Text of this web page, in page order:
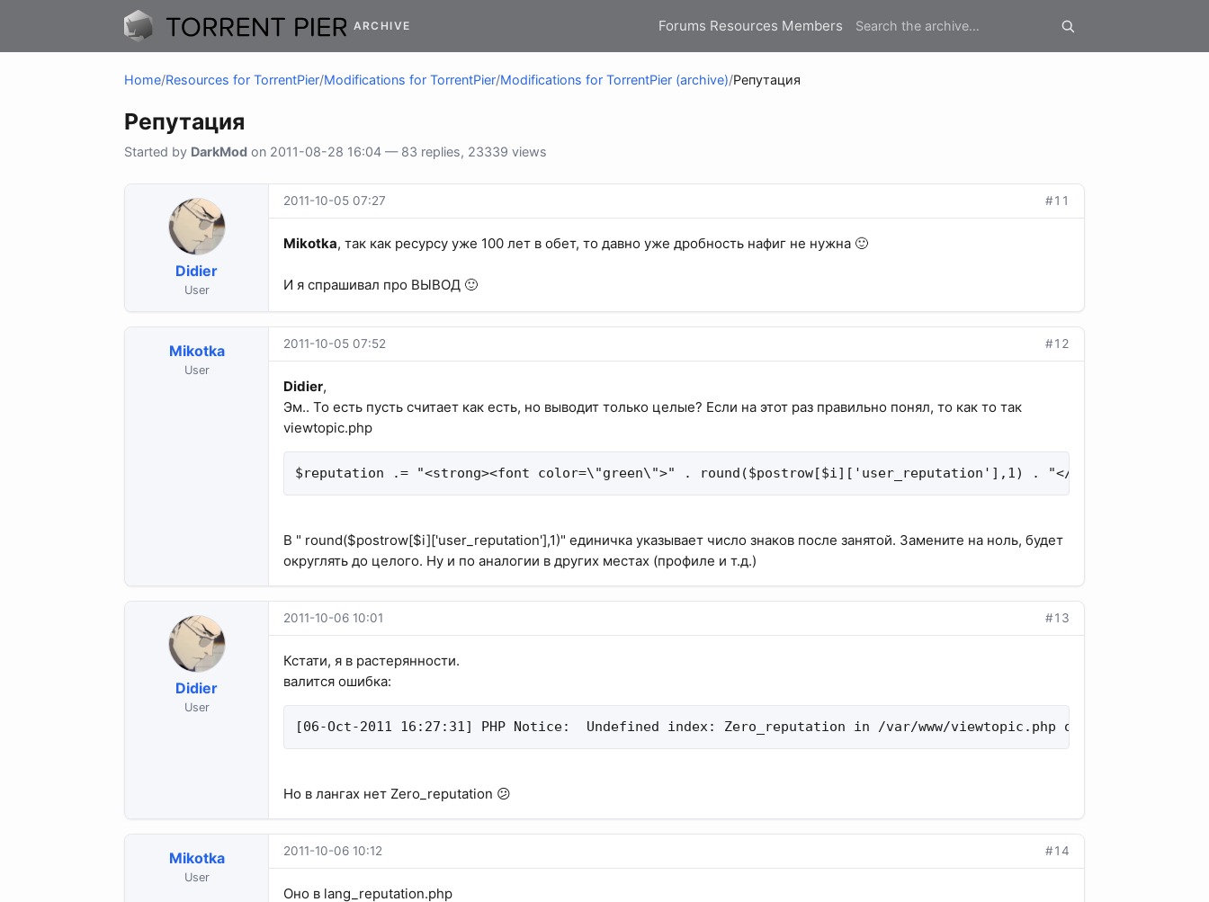
ARCHIVE Forums Resources Members
Home/Resources for TorrentPier/Modifications for TorrentPier/Modifications for TorrentPier (archive)/Репутация
Репутация
Started by DarkMod on 2011-08-28 16:04 — 83 replies, 23339 views
Didier
User
2011-10-05 07:27 #11
Mikotka, так как ресурсу уже 100 лет в обет, то давно уже дробность нафиг не нужна 🙂
И я спрашивал про ВЫВОД 🙂
Mikotka
User
2011-10-05 07:52 #12
Didier,
Эм.. То есть пусть считает как есть, но выводит только целые? Если на этот раз правильно понял, то как то так
viewtopic.php
$reputation .= "<strong><font color=\"green\">" . round($postrow[$i]['user_reputation'],1) . "</font></strong>";
В " round($postrow[$i]['user_reputation'],1)" единичка указывает число знаков после занятой. Замените на ноль, будет
округлять до целого. Ну и по аналогии в других местах (профиле и т.д.)
Didier
User
2011-10-06 10:01 #13
Кстати, я в растерянности.
валится ошибка:
[06-Oct-2011 16:27:31] PHP Notice:  Undefined index: Zero_reputation in /var/www/viewtopic.php on line 916
Но в лангах нет Zero_reputation 😕
Mikotka
User
2011-10-06 10:12 #14
Оно в lang_reputation.php